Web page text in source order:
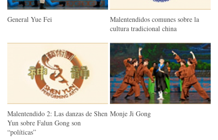
General Yue Fei
Malentendidos comunes sobre la
cultura tradicional china
Malentendido 2: Las danzas de Shen
Yun sobre Falun Gong son
“políticas”
Monje Ji Gong